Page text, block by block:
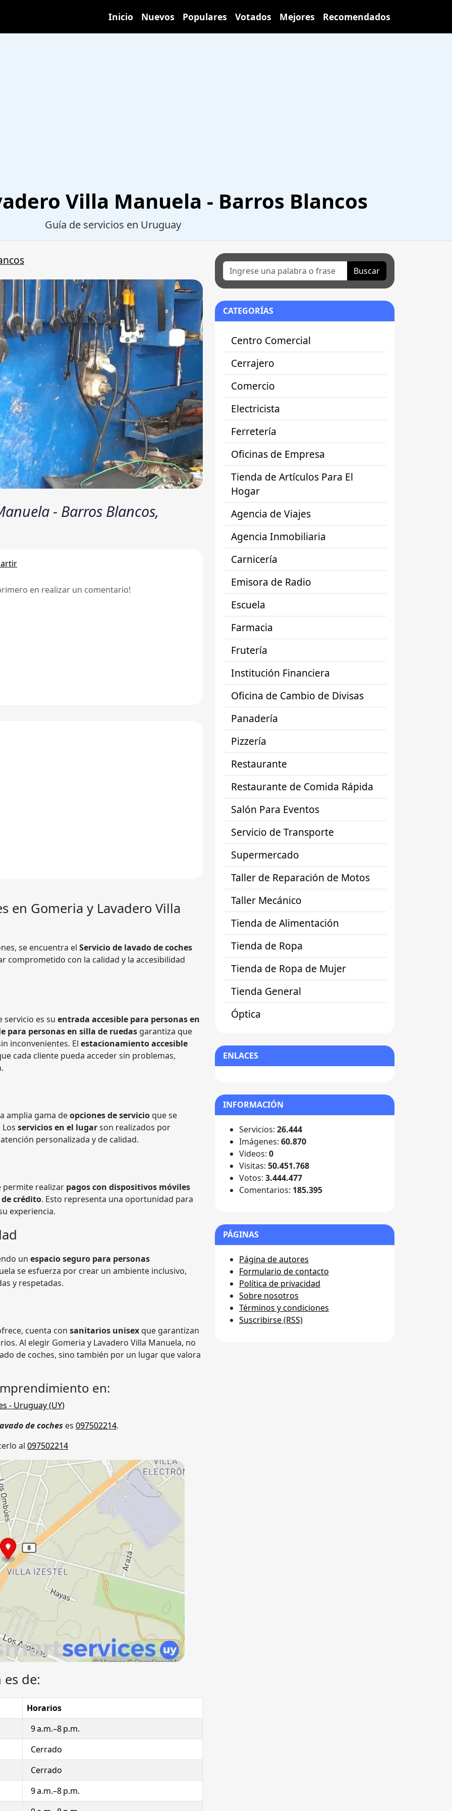
Inicio Nuevos Populares Votados Mejores Recomendados
Villa Manuela - Barros Blancos
Guía de servicios en Uruguay
- Barros Blancos,
en realizar un comentario!
en Gomeria y Lavadero Villa
se encuentra el Servicio de lavado de coches
comprometido con la calidad y la accesibilidad
servicio es su entrada accesible para personas en
para personas en silla de ruedas garantiza que
inconvenientes. El estacionamiento accesible
cada cliente pueda acceder sin problemas,
amplia gama deopciones de servicioque se
servicios en el lugarson realizados por
personalizada y de calidad.
permite realizar pagos con dispositivos móviles
crédito. Esto representa una oportunidad para
experiencia.
un espacio seguro para personas
se esfuerza por crear un ambiente inclusivo,
y respetadas.
cuenta con sanitarios unisexque garantizan
Al elegir Gomeria y Lavadero Villa Manuela, no
de coches, sino también por un lugar que valora
en:
- Uruguay (UY)
de coches es 097502214.
al 097502214
de:
Horarios
9 a.m.–8 p.m.
Cerrado
Cerrado
9 a.m.–8 p.m.
Buscar
CATEGORÍAS
Centro Comercial
Cerrajero
Comercio
Electricista
Ferretería
Oficinas de Empresa
Tienda de Artículos Para El
Hogar
Agencia de Viajes
Agencia Inmobiliaria
Carnicería
Emisora de Radio
Escuela
Farmacia
Frutería
Institución Financiera
Oficina de Cambio de Divisas
Panadería
Pizzería
Restaurante
Restaurante de Comida Rápida
Salón Para Eventos
Servicio de Transporte
Supermercado
Taller de Reparación de Motos
Taller Mecánico
Tienda de Alimentación
Tienda de Ropa
Tienda de Ropa de Mujer
Tienda General
Óptica
ENLACES
INFORMACIÓN
Servicios: 26.444
Imágenes: 60.870
Videos: 0
Visitas: 50.451.768
Votos: 3.444.477
Comentarios: 185.395
PÁGINAS
Página de autores
Formulario de contacto
Política de privacidad
Sobre nosotros
Términos y condiciones
Suscribirse (RSS)